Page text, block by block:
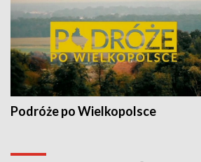
Podróże po Wielkopolsce